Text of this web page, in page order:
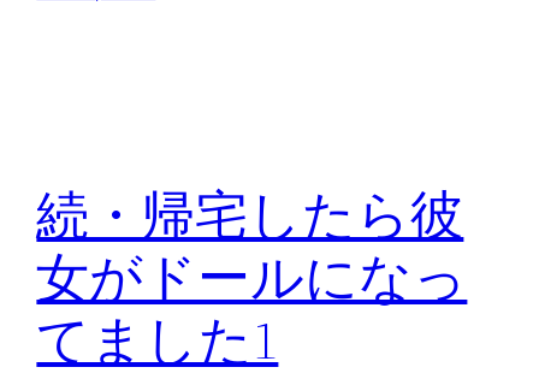
続・帰宅したら彼
女がドールになっ
てました1